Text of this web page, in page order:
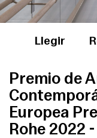
Llegir
Premio de
Europea
Rohe 2022